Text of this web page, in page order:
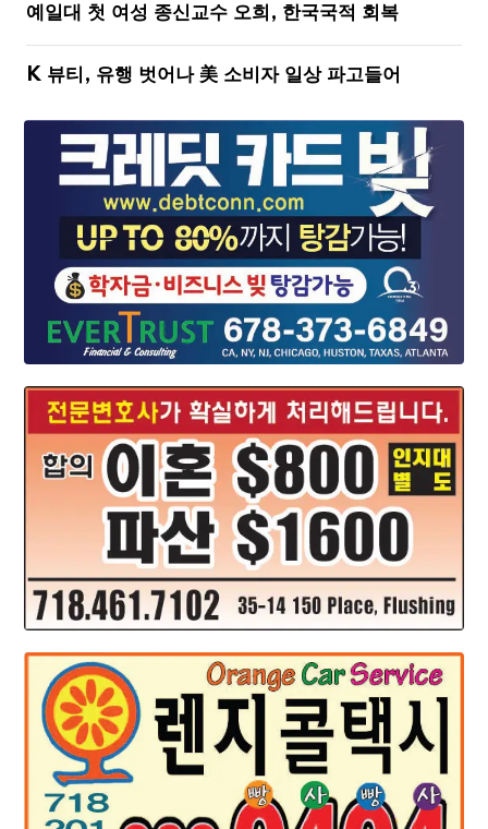
예일대 첫 여성 종신교수 오희, 한국국적 회복
K 뷰티, 유행 벗어나 美 소비자 일상 파고들어